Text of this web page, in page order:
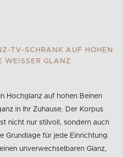
TV-SCHRANK AUF HOHEN
WEISSER GLANZ
Hochglanz auf hohen Beinen
in Ihr Zuhause. Der Korpus
nicht nur stilvoll, sondern auch
Grundlage für jede Einrichtung.
unverwechselbaren Glanz,